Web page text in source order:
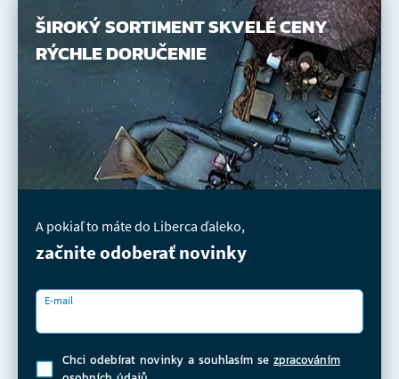
ŠIROKÝ SORTIMENTSKVELÉ CENY
RÝCHLE DORUČENIE
A pokiaľ to máte do Liberca ďaleko,
začnite odoberať novinky
E-mail
Chci odebírat novinky a souhlasím se zpracováním